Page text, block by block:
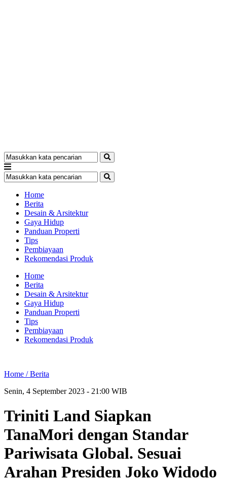
Home
Berita
Desain & Arsitektur
Gaya Hidup
Panduan Properti
Tips
Pembiayaan
Rekomendasi Produk
Home
Berita
Desain & Arsitektur
Gaya Hidup
Panduan Properti
Tips
Pembiayaan
Rekomendasi Produk
Home /Berita
Senin, 4 September 2023 - 21:00 WIB
Triniti Land Siapkan
TanaMori dengan Standar
Pariwisata Global. Sesuai
Arahan Presiden Joko Widodo